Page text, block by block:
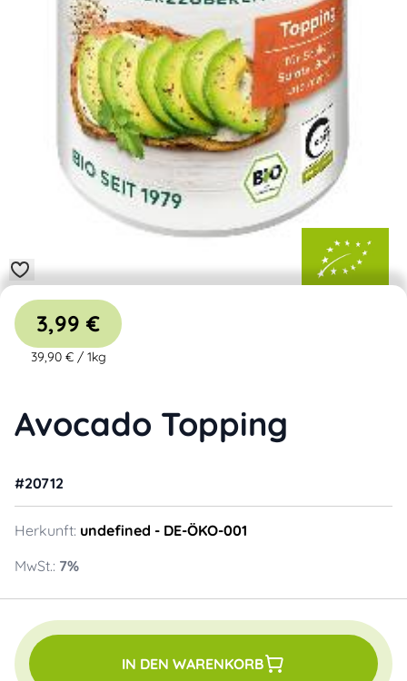
Avocado Topping
#20712
Herkunft: undefined - DE-ÖKO-001
MwSt.: 7%
3,99 €
39,90 €/ 1kg
IN DEN WARENKORB